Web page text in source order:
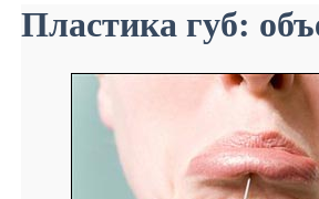
Пластика губ: